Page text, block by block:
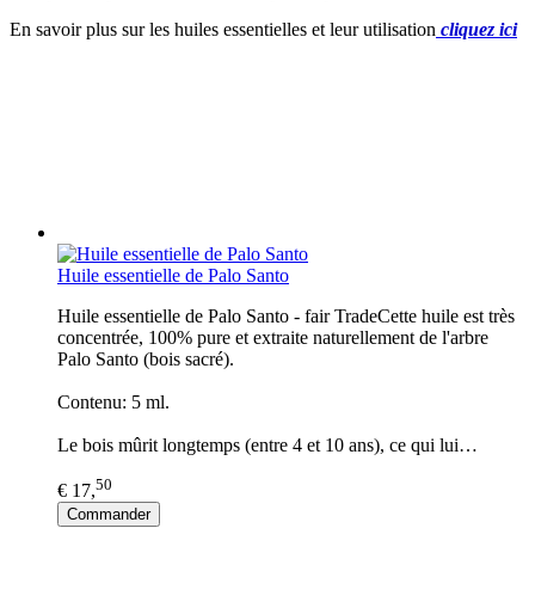
En savoir plus sur les huiles essentielles et leur utilisation cliquez ici
Huile essentielle de Palo Santo
Huile essentielle de Palo Santo - fair TradeCette huile est très
concentrée, 100% pure et extraite naturellement de l'arbre
Palo Santo (bois sacré).
Contenu: 5 ml.
Le bois mûrit longtemps (entre 4 et 10 ans), ce qui lui…
€ 17,50
Commander